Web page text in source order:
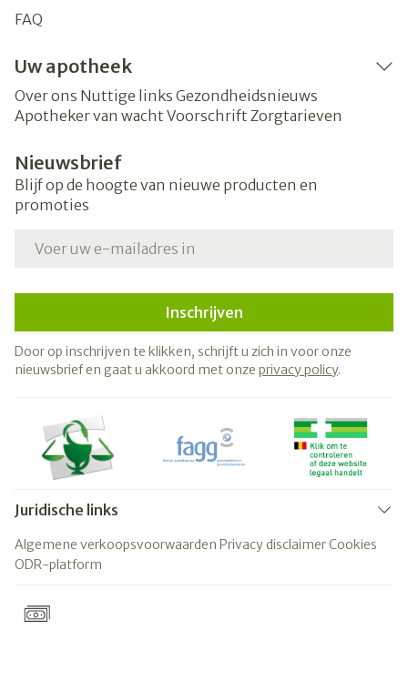
FAQ
Uw apotheek
Over ons Nuttige links Gezondheidsnieuws
Apotheker van wacht Voorschrift Zorgtarieven
Nieuwsbrief
Blijf op de hoogte van nieuwe producten en
promoties
Inschrijven
Door op inschrijven te klikken, schrijft u zich in voor onze
nieuwsbrief en gaat u akkoord met onze privacy policy.
Juridische links
Algemene verkoopsvoorwaarden Privacy disclaimerCookies
ODR-platform